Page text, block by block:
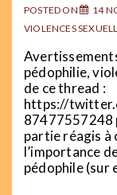
POSTED ON 14
VIOLENCES
pédophilie,
de ce thread :
https://
87477557248
partie réagis à
l’importance
pédophile (sur